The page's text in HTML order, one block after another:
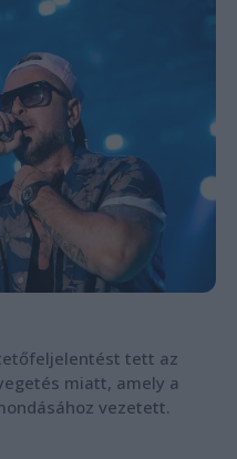
tett az
miatt, amely a
vezetett.